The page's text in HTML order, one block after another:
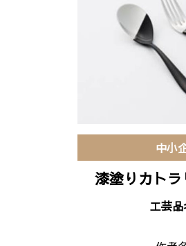
中小
漆塗りカトラ
工芸